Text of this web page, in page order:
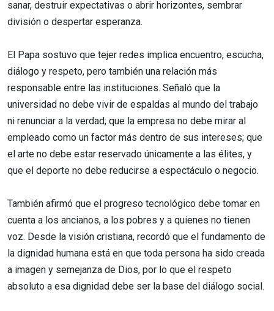
sanar, destruir expectativas o abrir horizontes, sembrar
división o despertar esperanza.
El Papa sostuvo que tejer redes implica encuentro, escucha,
diálogo y respeto, pero también una relación más
responsable entre las instituciones. Señaló que la
universidad no debe vivir de espaldas al mundo del trabajo
ni renunciar a la verdad; que la empresa no debe mirar al
empleado como un factor más dentro de sus intereses; que
el arte no debe estar reservado únicamente a las élites, y
que el deporte no debe reducirse a espectáculo o negocio.
También afirmó que el progreso tecnológico debe tomar en
cuenta a los ancianos, a los pobres y a quienes no tienen
voz. Desde la visión cristiana, recordó que el fundamento de
la dignidad humana está en que toda persona ha sido creada
a imagen y semejanza de Dios, por lo que el respeto
absoluto a esa dignidad debe ser la base del diálogo social.